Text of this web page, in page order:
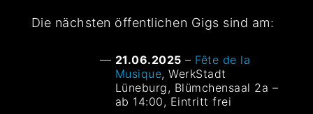
Die nächsten öffentlichen Gigs sind am:
21.06.2025 – Fête de la
Musique, WerkStadt
Lüneburg, Blümchensaal 2a –
ab 14:00, Eintritt frei